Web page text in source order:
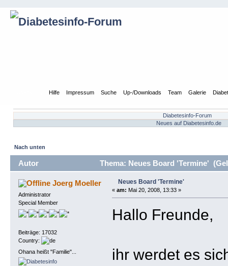
Hilfe Impressum Suche Up-/Downloads Team Galerie
Diabetesinfo-Forum
Neues auf Diabetesinfo.de
Nach unten
Autor Thema: Neues Board 'Termine'
Joerg Moeller
Administrator
Special Member
Beiträge: 17032
Country:
Ohana heißt "Familie"...
Neues Board 'Termine'
« am: Mai 20, 2008, 13:33 »
Hallo Freunde,
ihr werdet es